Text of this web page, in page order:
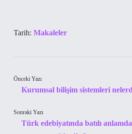
Tarih: Makaleler
Önceki Yazı
Kurumsal bilişim sistemleri
Sonraki Yazı
Türk edebiyatında batılı